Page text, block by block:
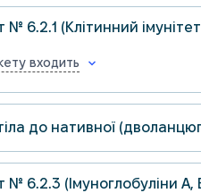
№ 6.2.1 (Клітинний
входить
до нативної
№ 6.2.3 (Імуноглобуліни A,